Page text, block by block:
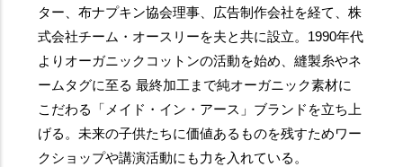
ター、布ナプキン協会理事、広告制作会社を経て、株
式会社チーム・オースリーを夫と共に設立。1990年代
よりオーガニックコットンの活動を始め、縫製糸やネ
ームタグに至る 最終加工まで純オーガニック素材に
こだわる「メイド・イン・アース」ブランドを立ち上
げる。未来の子供たちに価値あるものを残すためワー
クショップや講演活動にも力を入れている。